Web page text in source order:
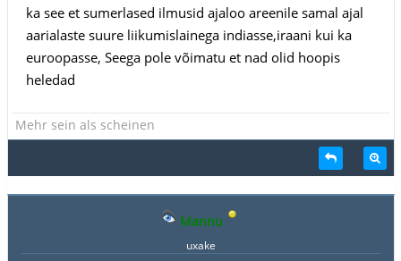
ka see et sumerlased ilmusid ajaloo areenile samal ajal
aarialaste suure liikumislainega indiasse,iraani kui ka
euroopasse, Seega pole võimatu et nad olid hoopis
heledad
Mehr sein als scheinen
Mannu
uxake